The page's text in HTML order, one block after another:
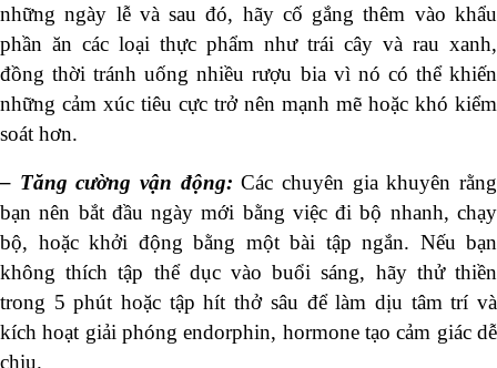
những ngày lễ và sau đó, hãy cố gắng thêm vào khẩu
phần ăn các loại thực phẩm như trái cây và rau xanh,
đồng thời tránh uống nhiều rượu bia vì nó có thể khiến
những cảm xúc tiêu cực trở nên mạnh mẽ hoặc khó kiểm
soát hơn.
– Tăng cường vận động: Các chuyên gia khuyên rằng
bạn nên bắt đầu ngày mới bằng việc đi bộ nhanh, chạy
bộ, hoặc khởi động bằng một bài tập ngắn. Nếu bạn
không thích tập thể dục vào buổi sáng, hãy thử thiền
trong 5 phút hoặc tập hít thở sâu để làm dịu tâm trí và
kích hoạt giải phóng endorphin, hormone tạo cảm giác dễ
chịu.